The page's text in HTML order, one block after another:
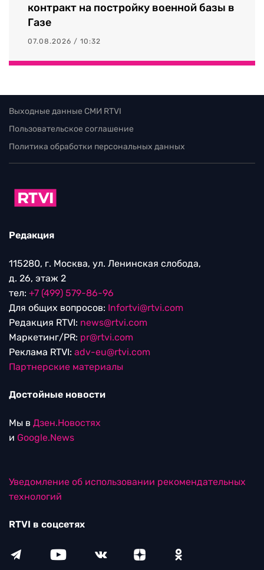
контракт на постройку военной базы в
Газе
07.08.2026 / 10:32
Выходные данные СМИ RTVI
Пользовательское соглашение
Политика обработки персональных данных
Редакция
115280, г. Москва, ул. Ленинская слобода,
д. 26, этаж 2
тел: +7 (499) 579-86-96
Для общих вопросов: Infortvi@rtvi.com
Редакция RTVI: news@rtvi.com
Маркетинг/PR: pr@rtvi.com
Реклама RTVI: adv-eu@rtvi.com
Партнерские материалы
Достойные новости
Мы в Дзен.Новостях
и Google.News
Уведомление об использовании рекомендательных
технологий
RTVI в соцсетях